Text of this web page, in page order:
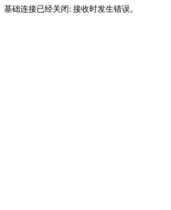
基础连接已经关闭: 接收时发生错误。